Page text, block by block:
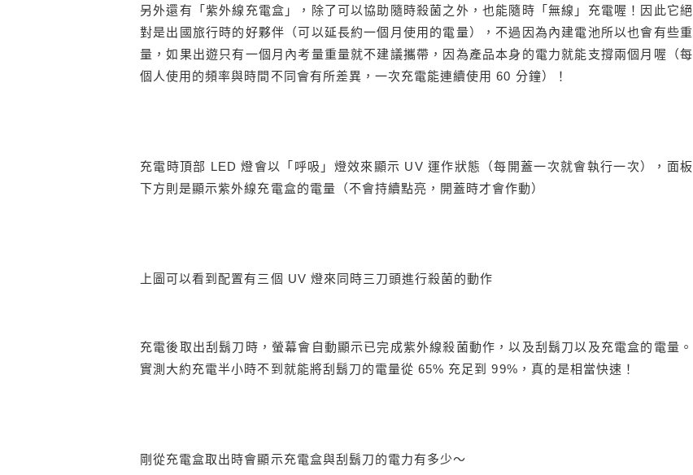
另外還有「紫外線充電盒」，除了可以協助隨時殺菌之外，也能隨時「無線」充電喔！因此它絕
對是出國旅行時的好夥伴（可以延長約一個月使用的電量），不過因為內建電池所以也會有些重
量，如果出遊只有一個月內考量重量就不建議攜帶，因為產品本身的電力就能支撐兩個月喔（每
個人使用的頻率與時間不同會有所差異，一次充電能連續使用 60 分鐘）！
充電時頂部 LED 燈會以「呼吸」燈效來顯示 UV 運作狀態（每開蓋一次就會執行一次），面板
下方則是顯示紫外線充電盒的電量（不會持續點亮，開蓋時才會作動）
上圖可以看到配置有三個 UV 燈來同時三刀頭進行殺菌的動作
充電後取出刮鬍刀時，螢幕會自動顯示已完成紫外線殺菌動作，以及刮鬍刀以及充電盒的電量。
實測大約充電半小時不到就能將刮鬍刀的電量從 65% 充足到 99%，真的是相當快速！
剛從充電盒取出時會顯示充電盒與刮鬍刀的電力有多少～